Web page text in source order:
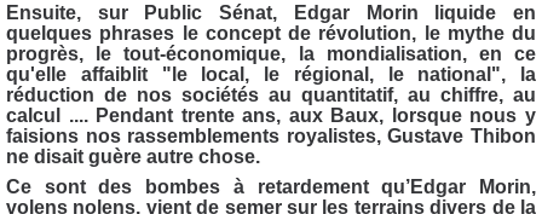
Ensuite, sur Public Sénat, Edgar Morin liquide en
quelques phrases le concept de révolution, le mythe du
progrès, le tout-économique, la mondialisation, en ce
qu'elle affaiblit "le local, le régional, le national", la
réduction de nos sociétés au quantitatif, au chiffre, au
calcul .... Pendant trente ans, aux Baux, lorsque nous y
faisions nos rassemblements royalistes, Gustave Thibon
ne disait guère autre chose.
Ce sont des bombes à retardement qu’Edgar Morin,
volens nolens, vient de semer sur les terrains divers de la